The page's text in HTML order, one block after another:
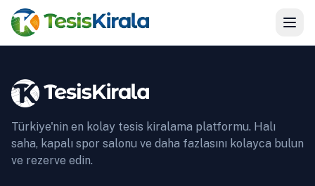
Türkiye'nin en kolay tesis kiralama platformu. Halı
saha, kapalı spor salonu ve daha fazlasını kolayca bulun
ve rezerve edin.